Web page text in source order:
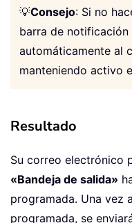
💡Consejo: Si no
barra de notificación
automáticamente al
manteniendo activo
Resultado
Su correo electrónico
«Bandeja de salida»
programada. Una vez
programada, se